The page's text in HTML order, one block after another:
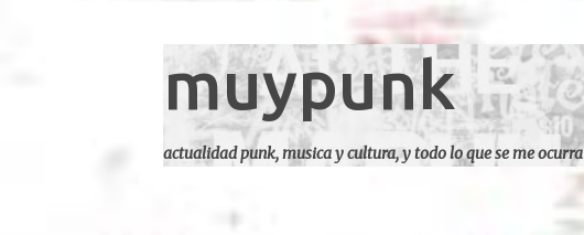
muypunk
actualidad punk, musica y cultura, y todo lo que se me ocurra